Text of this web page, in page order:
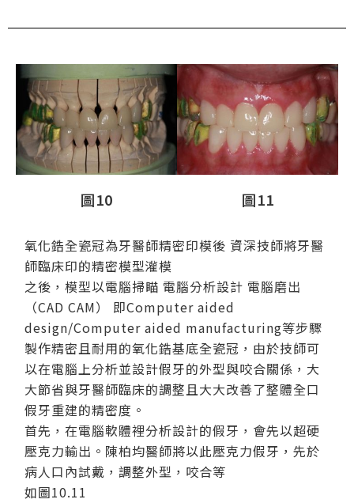
氧化鋯全瓷冠為牙醫師精密印模後 資深技師將牙醫
師臨床印的精密模型灌模
之後，模型以電腦掃瞄 電腦分析設計 電腦磨出
（CAD CAM） 即Computer aided
design/Computer aided manufacturing等步驟
製作精密且耐用的氧化鋯基底全瓷冠，由於技師可
以在電腦上分析並設計假牙的外型與咬合關係，大
大節省與牙醫師臨床的調整且大大改善了整體全口
假牙重建的精密度。
首先，在電腦軟體裡分析設計的假牙，會先以超硬
壓克力輸出。陳柏均醫師將以此壓克力假牙，先於
病人口內試戴，調整外型，咬合等
如圖10.11
圖10 圖11